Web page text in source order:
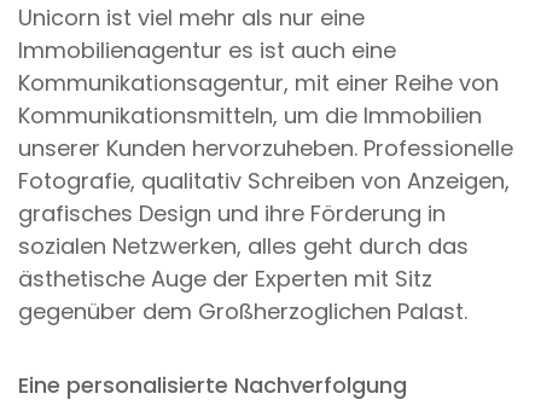
Unicorn ist viel mehr als nur eine
Immobilienagentur es ist auch eine
Kommunikationsagentur, mit einer Reihe von
Kommunikationsmitteln, um die Immobilien
unserer Kunden hervorzuheben. Professionelle
Fotografie, qualitativ Schreiben von Anzeigen,
grafisches Design und ihre Förderung in
sozialen Netzwerken, alles geht durch das
ästhetische Auge der Experten mit Sitz
gegenüber dem Großherzoglichen Palast.
Eine personalisierte Nachverfolgung